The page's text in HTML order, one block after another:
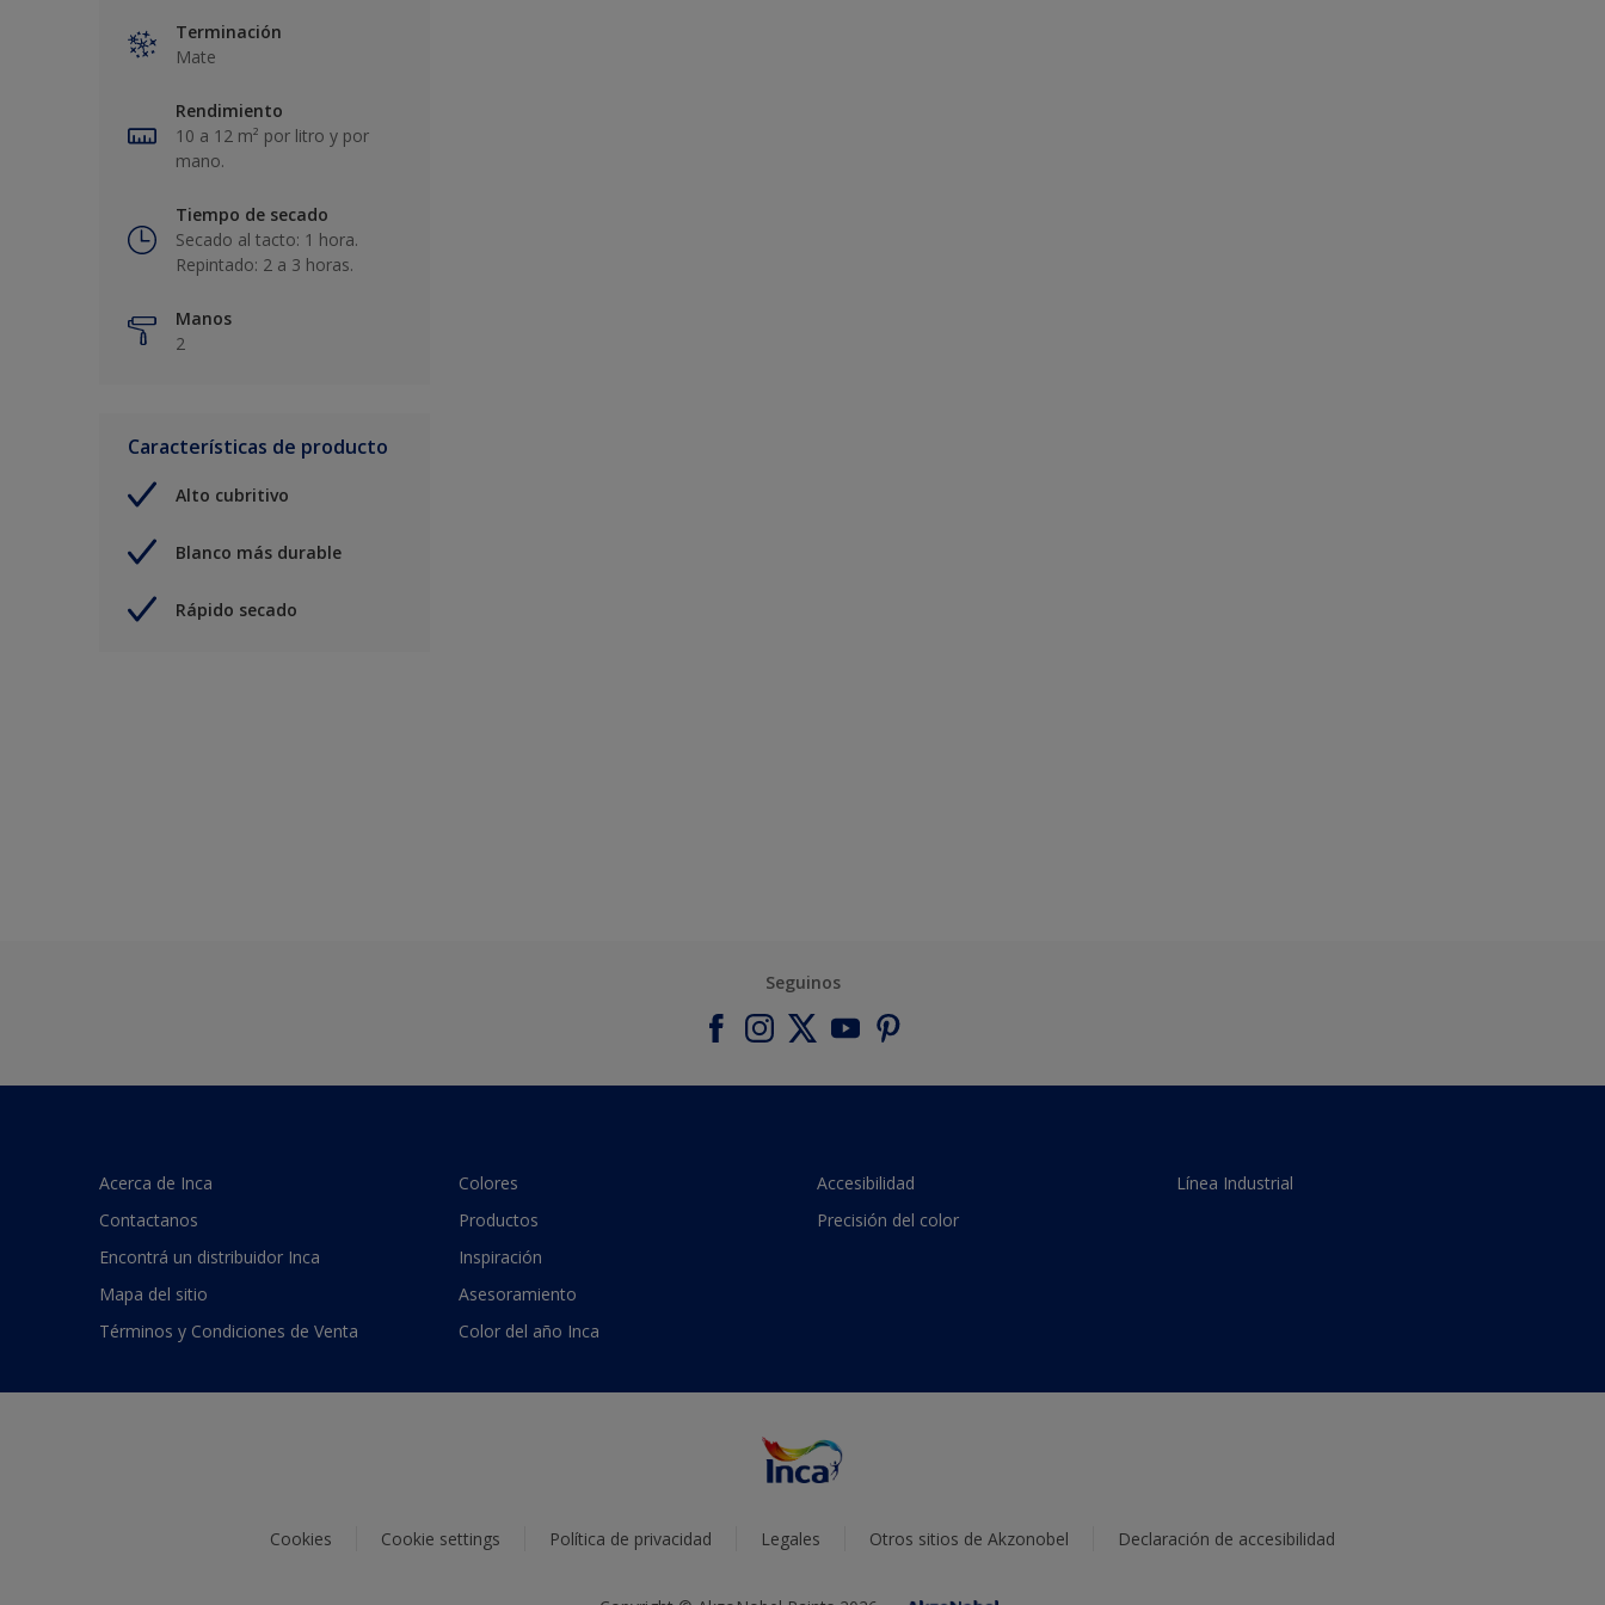
Terminación
Mate
Rendimiento
10 a 12 m² por litro y por
mano.
Tiempo de secado
Secado al tacto: 1 hora.
Repintado: 2 a 3 horas.
Manos
2
Características de producto
Alto cubritivo
Blanco más durable
Rápido secado
Seguinos
Acerca de Inca
Contactanos
Encontrá un distribuidor Inca
Mapa del sitio
Términos y Condiciones de Venta
Colores
Productos
Inspiración
Asesoramiento
Color del año Inca
Accesibilidad
Precisión del color
Línea Industrial
Cookies Cookie settings Política de privacidad Legales Otros sitios de Akzonobel Declaración de accesibilidad